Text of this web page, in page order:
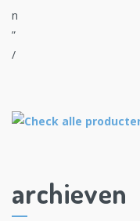
archieven